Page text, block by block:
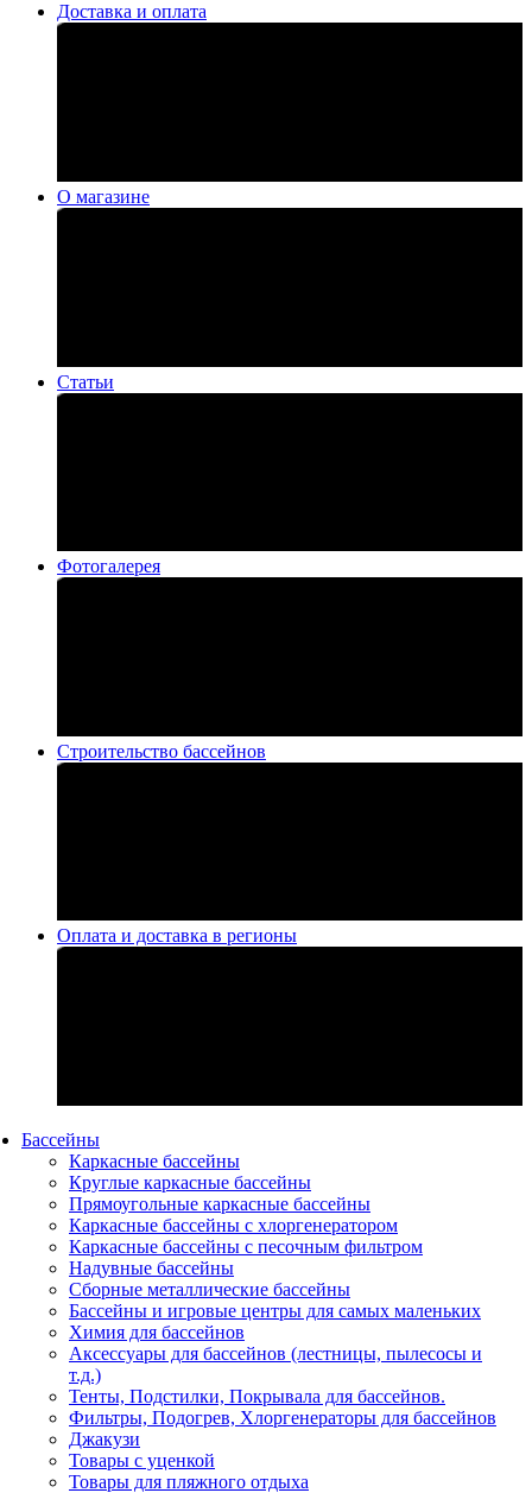
Доставка и оплата
О магазине
Статьи
Фотогалерея
Строительство бассейнов
Оплата и доставка в регионы
Бассейны
Каркасные бассейны
Круглые каркасные бассейны
Прямоугольные каркасные бассейны
Каркасные бассейны с хлоргенератором
Каркасные бассейны с песочным фильтром
Надувные бассейны
Сборные металлические бассейны
Бассейны и игровые центры для самых маленьких
Химия для бассейнов
Аксессуары для бассейнов (лестницы, пылесосы и
т.д.)
Тенты, Подстилки, Покрывала для бассейнов.
Фильтры, Подогрев, Хлоргенераторы для бассейнов
Джакузи
Товары с уценкой
Товары для пляжного отдыха